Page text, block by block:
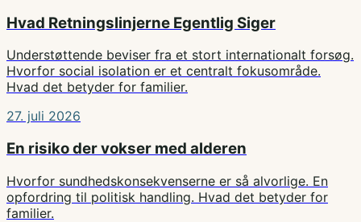
Hvad Retningslinjerne Egentlig Siger
Understøttende beviser fra et stort internationalt forsøg.
Hvorfor social isolation er et centralt fokusområde.
Hvad det betyder for familier.
27. juli 2026
En risiko der vokser med alderen
Hvorfor sundhedskonsekvenserne er så alvorlige. En
opfordring til politisk handling. Hvad det betyder for
familier.